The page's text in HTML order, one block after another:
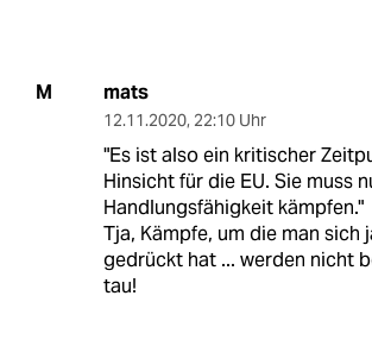
M mats
12.11.2020, 22:10 Uhr
"Es ist also ein kritischer
Hinsicht für die EU. Sie muss
Handlungsfähigkeit kämpfen."
Tja, Kämpfe, um die man sich
gedrückt hat ... werden nicht
tau!